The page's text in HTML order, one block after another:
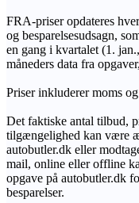
FRA-priser opdateres
og besparelsesudsagn,
en gang i kvartalet (1.
måneders data fra
Priser inkluderer moms
Det faktiske antal tilbud,
tilgængelighed kan være
autobutler.dk eller
mail, online eller offline
opgave på autobutler.dk
besparelser.